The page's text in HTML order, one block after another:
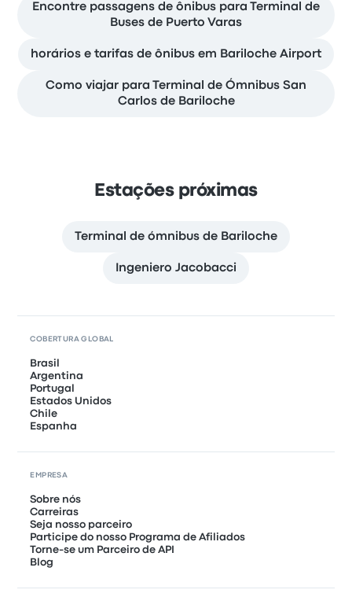
Encontre passagens de ônibus para Terminal de
Buses de Puerto Varas
horários e tarifas de ônibus em Bariloche Airport
Como viajar para Terminal de Ómnibus San
Carlos de Bariloche
Estações próximas
Terminal de ómnibus de Bariloche
Ingeniero Jacobacci
COBERTURA GLOBAL
Brasil
Argentina
Portugal
Estados Unidos
Chile
Espanha
EMPRESA
Sobre nós
Carreiras
Seja nosso parceiro
Participe do nosso Programa de Afiliados
Torne-se um Parceiro de API
Blog